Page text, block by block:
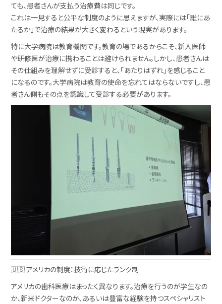
ても、患者さんが支払う治療費は同じです。
これは一見すると公平な制度のように思えますが、実際には「誰にあ
たるか」で治療の結果が大きく変わるという現実があります。
特に大学病院は教育機関です。教育の場であるからこそ、新人医師
や研修医が治療に携わることは避けられません。しかし、患者さんは
その仕組みを理解せずに受診すると、「あたりはずれ」を感じること
になるのです。大学病院は教育の使命を忘れてはならないですし、患
者さん側もその点を認識して受診する必要があります。
🇺🇸 アメリカの制度：技術に応じたランク制
アメリカの歯科医療はまったく異なります。治療を行うのが学生なの
か、新米ドクターなのか、あるいは豊富な経験を持つスペシャリスト